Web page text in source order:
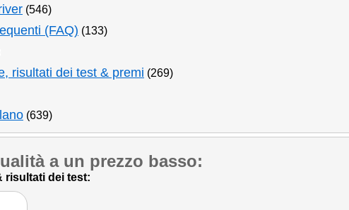
(546)
(FAQ) (133)
risultati dei test & premi (269)
(639)
a un prezzo basso:
risultati dei test: